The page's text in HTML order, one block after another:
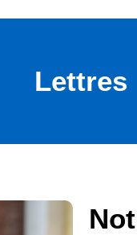
Lettres